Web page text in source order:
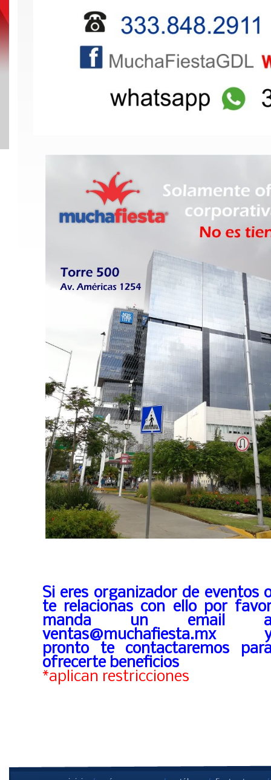
Si eres organizador de eventos
te relacionas con ello por
manda un email
ventas@muchafiesta.mx
pronto te contactaremos
ofrecerte beneficios
*aplican restricciones